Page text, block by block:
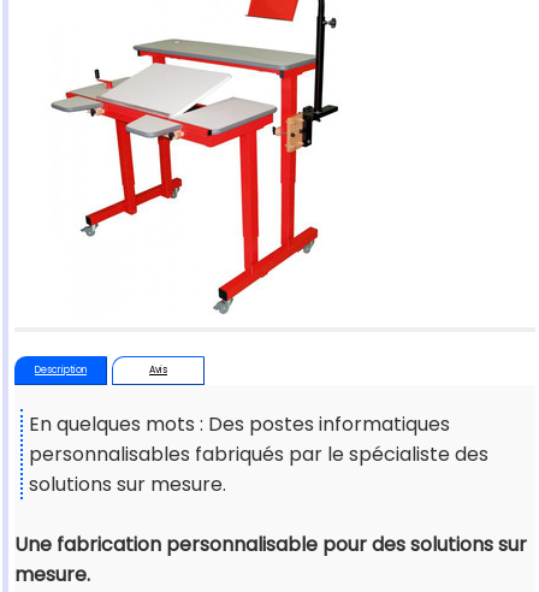
Description Avis
En quelques mots : Des postes informatiques
personnalisables fabriqués par le spécialiste des
solutions sur mesure.
Une fabrication personnalisable pour des solutions sur
mesure.